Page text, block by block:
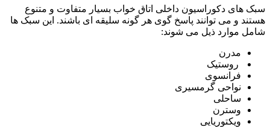
سبک های دکوراسیون داخلی اتاق خواب بسیار متفاوت و متنوع
هستند و می توانند پاسخ گوی هر گونه سلیقه ای باشند. این سبک ها
شامل موارد ذیل می شوند:
مدرن
روستیک
فرانسوی
نواحی گرمسیری
ساحلی
وسترن
ویکتوریایی